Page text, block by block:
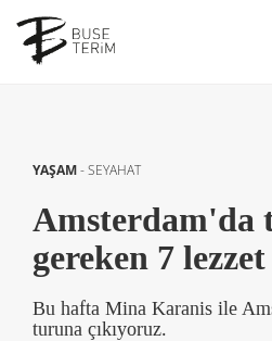
YAŞAM-SEYAHAT
Amsterdam'da
gereken 7 lezzet
Bu hafta Mina Karanis ile
turuna çıkıyoruz.